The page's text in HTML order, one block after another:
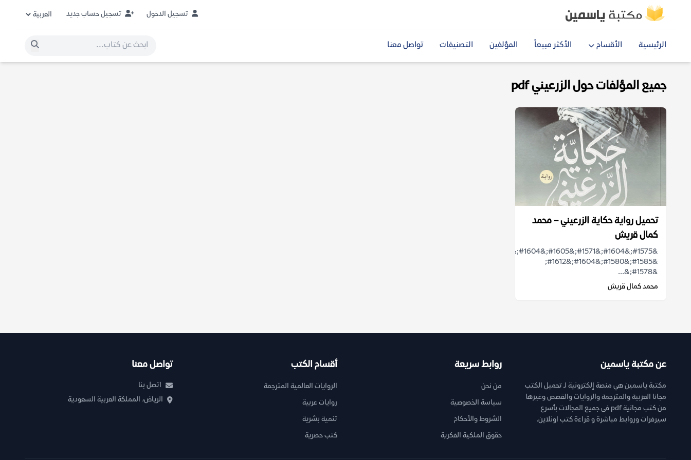
تسجيل الدخول تسجيل حساب جديد
الرئيسية الأقسام الأكثر مبيعاً المؤلفين التصنيفات تواصل معنا
جميع المؤلفات حول الزرعيني pdf
تحميل رواية حكاية الزرعيني – محمد
كمال قريش
&#1585;&#1580;&#1604;&#1612;
&#1578;&...
محمد كمال قريش
عن مكتبة ياسمين
مكتبة ياسمين هي منصة إلكترونية لـ تحميل الكتب
مجانا العربية والمترجمة والروايات والقصص وغيرها
من كتب مجانية pdf فى جميع المجالات بأسرع
سيرفرات وروابط مباشرة و قراءة كتب اونلاين.
روابط سريعة
من نحن
سياسة الخصوصية
الشروط والأحكام
حقوق الملكية الفكرية
أقسام الكتب
الروايات العالمية المترجمة
روايات عربية
تنمية بشرية
كتب حصرية
تواصل معنا
اتصل بنا
الرياض، المملكة العربية السعودية